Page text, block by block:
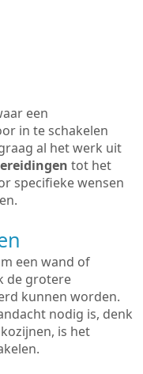
een
in te schakelen
al het werk uit
tot het
specifieke wensen
een wand of
de grotere
kunnen worden.
nodig is, denk
is het